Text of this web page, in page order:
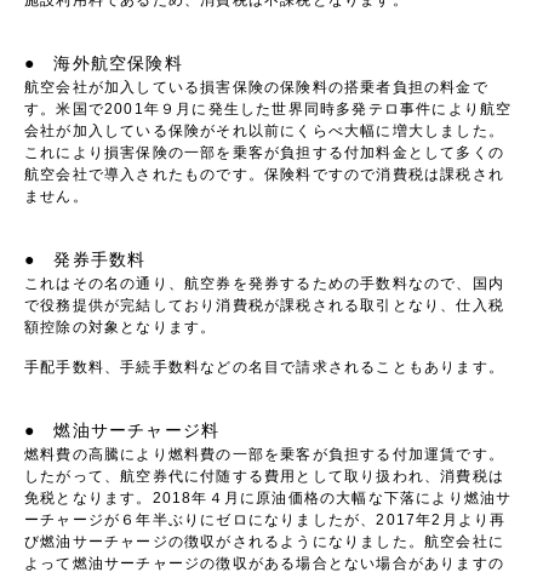
● 海外航空保険料
航空会社が加入している損害保険の保険料の搭乗者負担の料金で
す。米国で2001年９月に発生した世界同時多発テロ事件により航空
会社が加入している保険がそれ以前にくらべ大幅に増大しました。
これにより損害保険の一部を乗客が負担する付加料金として多くの
航空会社で導入されたものです。保険料ですので消費税は課税され
ません。
● 発券手数料
これはその名の通り、航空券を発券するための手数料なので、国内
で役務提供が完結しており消費税が課税される取引となり、仕入税
額控除の対象となります。
手配手数料、手続手数料などの名目で請求されることもあります。
● 燃油サーチャージ料
燃料費の高騰により燃料費の一部を乗客が負担する付加運賃です。
したがって、航空券代に付随する費用として取り扱われ、消費税は
免税となります。2018年４月に原油価格の大幅な下落により燃油サ
ーチャージが６年半ぶりにゼロになりましたが、2017年2月より再
び燃油サーチャージの徴収がされるようになりました。航空会社に
よって燃油サーチャージの徴収がある場合とない場合がありますの